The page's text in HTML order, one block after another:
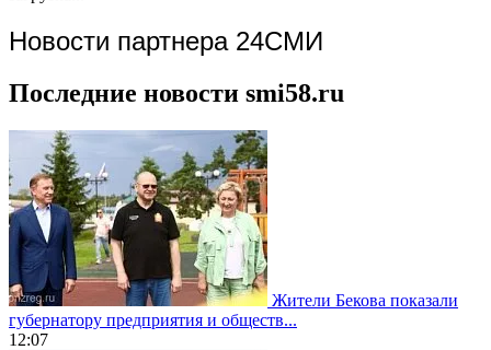
Новости партнера 24СМИ
Последние новости smi58.ru
Жители Бекова показали
губернатору предприятия и обществ...
12:07